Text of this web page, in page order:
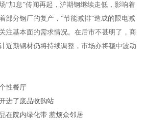
“加息”传闻再起，沪期钢继续走低，影响着
部分钢厂的复产，“节能减排”造成的限电减
注基本面的需求情况。在后市不甚明了，商
近期钢材仍将持续调整，市场亦将稳中波动
性餐厅
进了废品收购站
在院内绿化带 惹烦众邻居